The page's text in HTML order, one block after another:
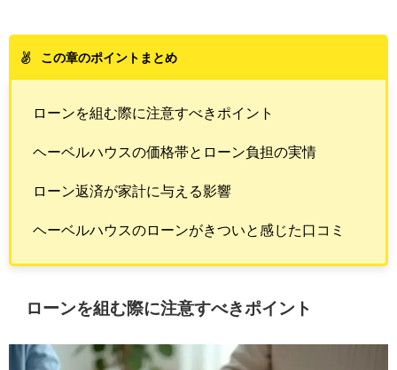
この章のポイントまとめ
ローンを組む際に注意すべきポイント
ヘーベルハウスの価格帯とローン負担の実情
ローン返済が家計に与える影響
ヘーベルハウスのローンがきついと感じた口コミ
ローンを組む際に注意すべきポイント